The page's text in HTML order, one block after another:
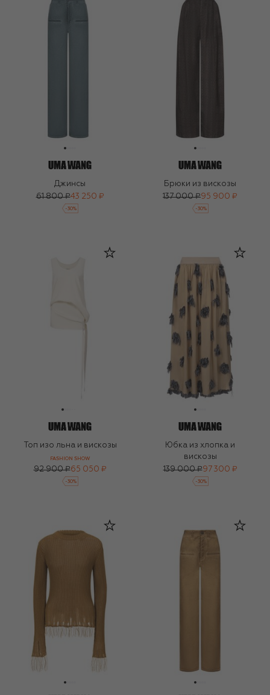
Джинсы
61 800 ₽43 250 ₽
-30%
Брюки из вискозы
137 000 ₽95 900 ₽
-30%
Топ изо льна и вискозы
FASHION SHOW
92 900 ₽65 050 ₽
-30%
Юбка из хлопка и
вискозы
139 000 ₽97 300 ₽
-30%